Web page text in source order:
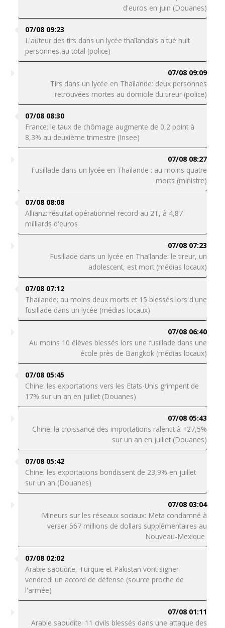
d'euros en juin (Douanes)
07/08 09:23
L'auteur des tirs dans un lycée thaïlandais a tué huit
personnes au total (police)
07/08 09:09
Tirs dans un lycée en Thaïlande: deux personnes
retrouvées mortes au domicile du tireur (police)
07/08 08:30
France: le taux de chômage augmente de 0,2 point à
8,3% au deuxième trimestre (Insee)
07/08 08:27
Fusillade dans un lycée en Thaïlande : au moins quatre
morts (ministre)
07/08 08:08
Allianz: résultat opérationnel record au 2T, à 4,87
milliards d'euros
07/08 07:23
Fusillade dans un lycée en Thaïlande: le tireur, un
adolescent, est mort (médias locaux)
07/08 07:12
Thaïlande: au moins deux morts et 15 blessés lors d'une
fusillade dans un lycée (médias locaux)
07/08 06:40
Au moins 10 élèves blessés lors une fusillade dans une
école près de Bangkok (médias locaux)
07/08 05:45
Chine: les exportations vers les Etats-Unis grimpent de
17% sur un an en juillet (Douanes)
07/08 05:43
Chine: la croissance des importations ralentit à +27,5%
sur un an en juillet (Douanes)
07/08 05:42
Chine: les exportations bondissent de 23,9% en juillet
sur un an (Douanes)
07/08 03:04
Mineurs sur les réseaux sociaux: Meta condamné à
verser 567 millions de dollars supplémentaires au
Nouveau-Mexique
07/08 02:02
Arabie saoudite, Turquie et Pakistan vont signer
vendredi un accord de défense (source proche de
l'armée)
07/08 01:11
Arabie saoudite: 11 civils blessés dans une attaque des